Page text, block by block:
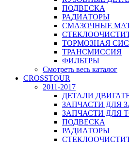
ПОДВЕСКА
РАДИАТОРЫ
СМАЗОЧНЫЕ
ТОРМОЗНАЯ
ТРАНСМИССИЯ
ФИЛЬТРЫ
Смотреть весь каталог
CROSSTOUR
2011-2017
ДЕТАЛИ
ЗАПЧАСТИ ДЛЯ
ЗАПЧАСТИ ДЛЯ
ПОДВЕСКА
РАДИАТОРЫ